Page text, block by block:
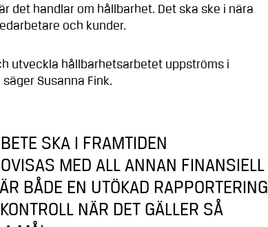
det handlar om hållbarhet. Det ska ske i nära
och kunder.
utveckla hållbarhetsarbetet uppströms i
Susanna Fink.
SKA I FRAMTIDEN
MED ALL ANNAN FINANSIELL
BÅDE EN UTÖKAD RAPPORTERING
NÄR DET GÄLLER SÅ